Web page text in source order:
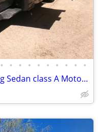
• • • • • • • • • •
2006 Dynamax ISATA 282 Touring Sedan class A Motorhome